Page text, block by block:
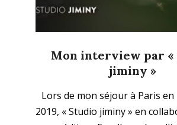
Mon interview par «
jiminy »
01-
13
Lors de mon séjour à Paris
2019, « Studio jiminy » en